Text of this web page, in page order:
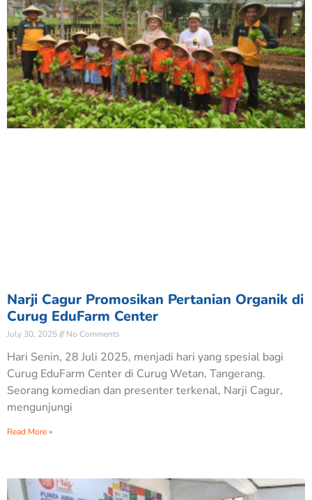
Narji Cagur Promosikan Pertanian Organik di
Curug EduFarm Center
July 30, 2025 No Comments
Hari Senin, 28 Juli 2025, menjadi hari yang spesial bagi
Curug EduFarm Center di Curug Wetan, Tangerang.
Seorang komedian dan presenter terkenal, Narji Cagur,
mengunjungi
Read More »